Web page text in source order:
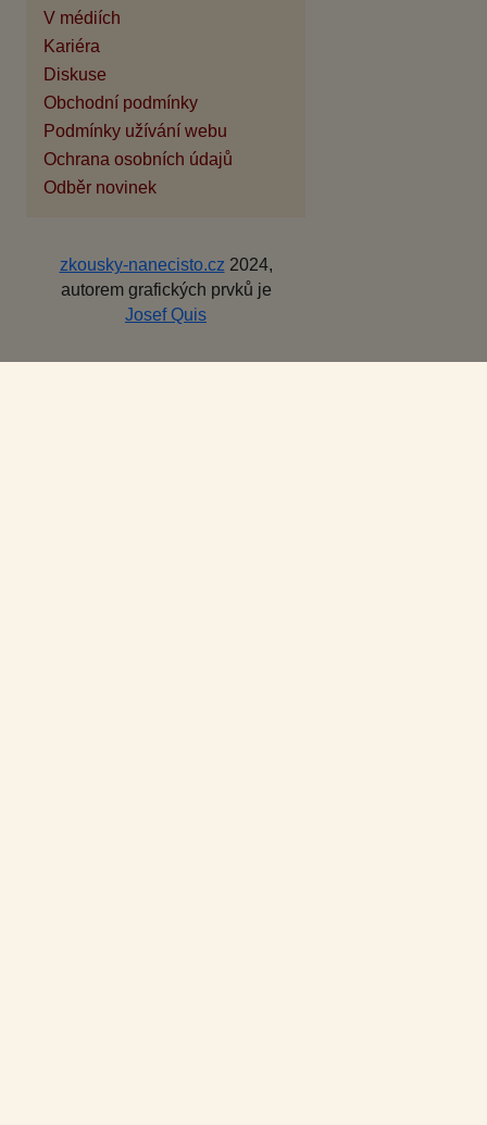
V médiích
Kariéra
Diskuse
Obchodní podmínky
Podmínky užívání webu
Ochrana osobních údajů
Odběr novinek
zkousky-nanecisto.cz 2024,
autorem grafických prvků je
Josef Quis